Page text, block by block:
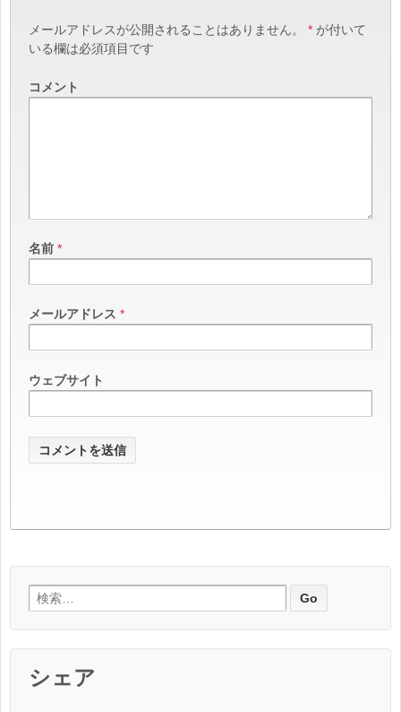
メールアドレスが公開されることはありません。 * が付いて
いる欄は必須項目です
コメント
名前 *
メールアドレス *
ウェブサイト
検索:
シェア